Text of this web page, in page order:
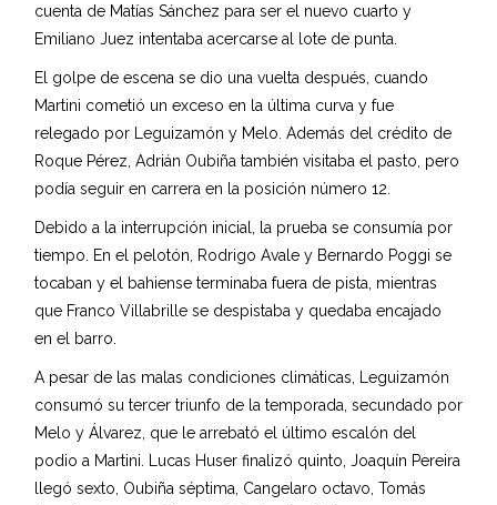
cuenta de Matías Sánchez para ser el nuevo cuarto y
Emiliano Juez intentaba acercarse al lote de punta.
El golpe de escena se dio una vuelta después, cuando
Martini cometió un exceso en la última curva y fue
relegado por Leguizamón y Melo. Además del crédito de
Roque Pérez, Adrián Oubiña también visitaba el pasto, pero
podía seguir en carrera en la posición número 12.
Debido a la interrupción inicial, la prueba se consumía por
tiempo. En el pelotón, Rodrigo Avale y Bernardo Poggi se
tocaban y el bahiense terminaba fuera de pista, mientras
que Franco Villabrille se despistaba y quedaba encajado
en el barro.
A pesar de las malas condiciones climáticas, Leguizamón
consumó su tercer triunfo de la temporada, secundado por
Melo y Álvarez, que le arrebató el último escalón del
podio a Martini. Lucas Huser finalizó quinto, Joaquín Pereira
llegó sexto, Oubiña séptima, Cangelaro octavo, Tomás